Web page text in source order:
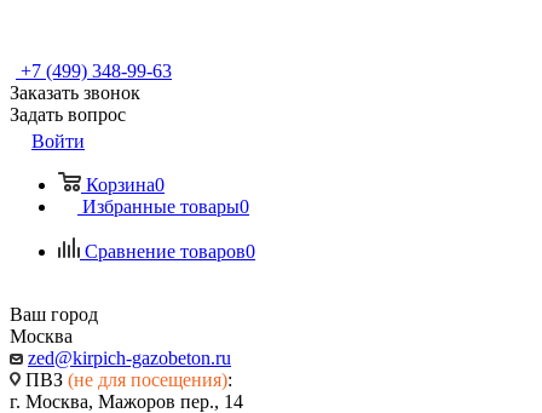
+7 (499) 348-99-63
Заказать звонок
Задать вопрос
Войти
Корзина0
Избранные товары0
Сравнение товаров0
Ваш город
Москва
zed@kirpich-gazobeton.ru
ПВЗ (не для посещения):
г. Москва, Мажоров пер., 14